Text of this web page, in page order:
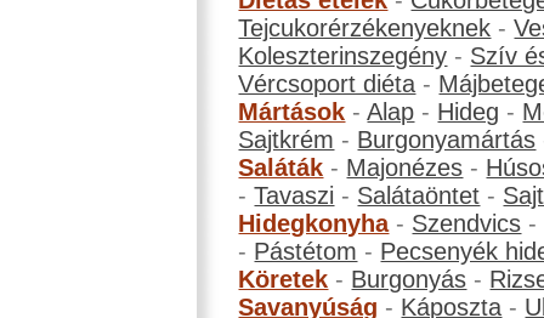
Tejcukorérzékenyeknek -
Koleszterinszegény - Szív
Vércsoport diéta -
Mártások -Alap - Hideg -
Sajtkrém - Burgonyamártás
Saláták - Majonézes -
-Tavaszi - Salátaöntet -
Hidegkonyha- Szendvics -
- Pástétom - Pecsenyék
Köretek - Burgonyás -
Savanyúság - Káposzta -